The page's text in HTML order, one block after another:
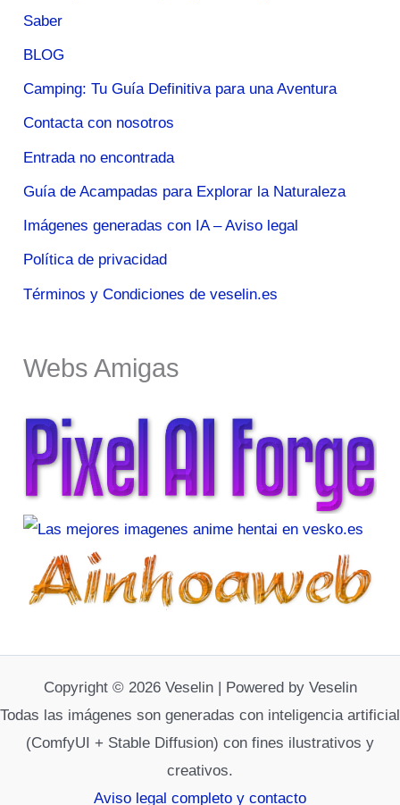
Saber
BLOG
Camping: Tu Guía Definitiva para una Aventura
Contacta con nosotros
Entrada no encontrada
Guía de Acampadas para Explorar la Naturaleza
Imágenes generadas con IA – Aviso legal
Política de privacidad
Términos y Condiciones de veselin.es
Webs Amigas
Copyright © 2026 Veselin | Powered by Veselin
Todas las imágenes son generadas con inteligencia artificial
(ComfyUI + Stable Diffusion) con fines ilustrativos y
creativos.
Aviso legal completo y contacto